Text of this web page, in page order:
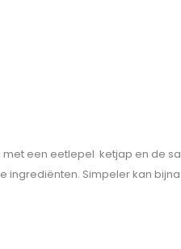
met een eetlepel ketjap en de
ingrediënten. Simpeler kan